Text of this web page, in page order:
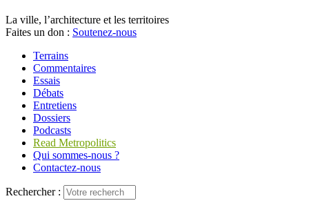
La ville, l’architecture et les territoires
Faites un don : Soutenez-nous
Terrains
Commentaires
Essais
Débats
Entretiens
Dossiers
Podcasts
Read Metropolitics
Qui sommes-nous ?
Contactez-nous
Rechercher :